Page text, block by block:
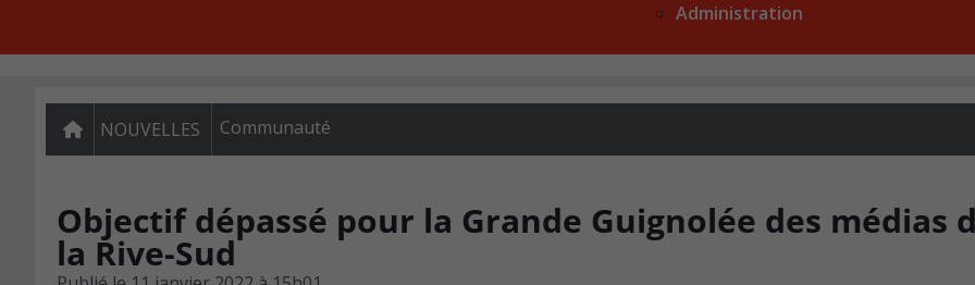
Administration
NOUVELLES Communauté
Objectif dépassé pour la Grande Guignolée des médias
la Rive-Sud